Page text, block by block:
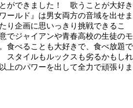
ができました！ 歌うことが大好き
ールド』は男女両方の音域を出せま
り企画に思いっきり挑戦できるこ
でジャイアンや青春高校の生徒のモ
食べることも大好きで、食べ放題で
スタイルもルックスも劣るかもしれ
上のパワーを出して全力で頑張りま